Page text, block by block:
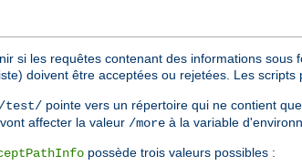
si les requêtes contenant des informations
doivent être acceptées ou rejetées. Les
/test/ pointe vers un répertoire qui ne contient
vont affecter la valeur /more à la variable
possède trois valeurs possibles :